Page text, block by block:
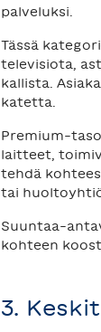
palveluksi.
Tässä
televisiota,
kallista.
katetta.
Premium-
laitteet,
tehdä
tai
Suuntaa-
kohteen
3.